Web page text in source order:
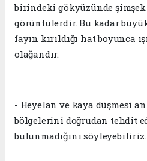
birindeki gökyüzünde şimşek
görüntülerdir. Bu kadar
fayın kırıldığı hat boyunca
olağandır.
- Heyelan ve kaya düşmesi
bölgelerini doğrudan tehdit
bulunmadığını söyleyebiliriz.